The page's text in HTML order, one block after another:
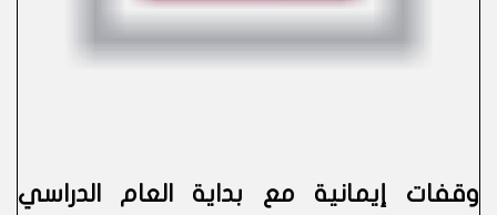
وقفات إيمانية مع بداية العام الدراسي